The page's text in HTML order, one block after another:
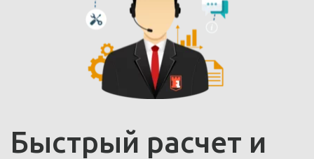
Быстрый расчет и